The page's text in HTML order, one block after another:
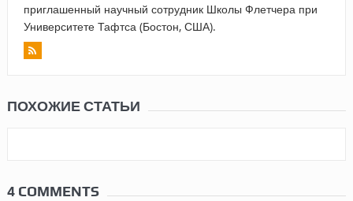
приглашенный научный сотрудник Школы Флетчера при
Университете Тафтса (Бостон, США).
ПОХОЖИЕ СТАТЬИ
4 COMMENTS